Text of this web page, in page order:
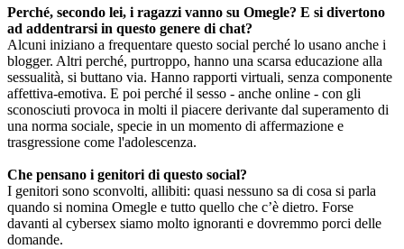
Perché, secondo lei, i ragazzi vanno su Omegle? E si divertono
ad addentrarsi in questo genere di chat?
Alcuni iniziano a frequentare questo social perché lo usano anche i
blogger. Altri perché, purtroppo, hanno una scarsa educazione alla
sessualità, si buttano via. Hanno rapporti virtuali, senza componente
affettiva-emotiva. E poi perché il sesso - anche online - con gli
sconosciuti provoca in molti il piacere derivante dal superamento di
una norma sociale, specie in un momento di affermazione e
trasgressione come l'adolescenza.
Che pensano i genitori di questo social?
I genitori sono sconvolti, allibiti: quasi nessuno sa di cosa si parla
quando si nomina Omegle e tutto quello che c’è dietro. Forse
davanti al cybersex siamo molto ignoranti e dovremmo porci delle
domande.